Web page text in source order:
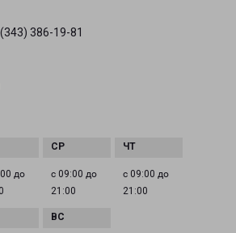
386-19-81
до
с 09:00 до
21:00
с 09:00 до
21:00